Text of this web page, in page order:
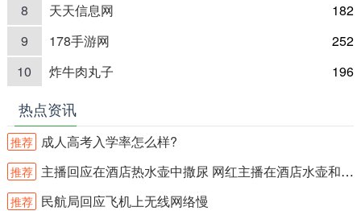
8
天天信息网
182
9
178手游网
252
10
炸牛肉丸子 196
热点资讯
推荐 成人高考入学率怎么样?
推荐 主播回应在酒店热水壶中撒尿 网红主播在酒店水壶和沐浴露内撒尿？
推荐 民航局回应飞机上无线网络慢